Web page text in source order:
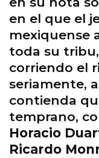
en el que el
mexiquense
toda su
corriendo el
seriamente,
contienda
temprano,
Horacio
Ricardo